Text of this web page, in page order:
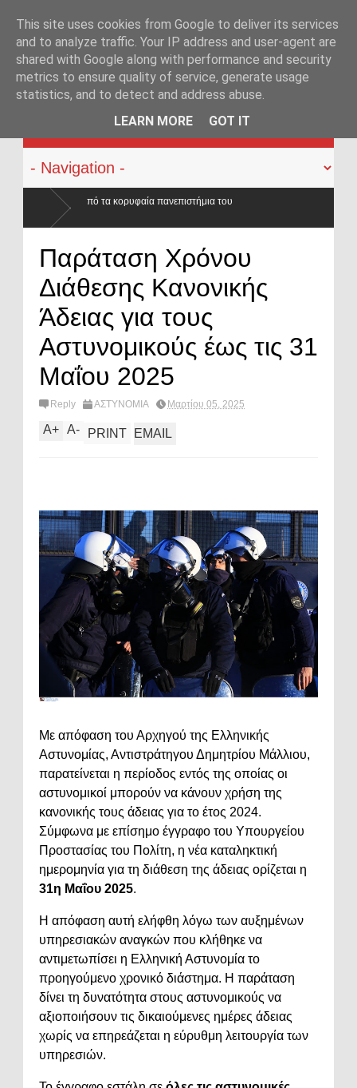
KATEHACKER
πανεπιστήμια του
Παράταση Χρόνου
Διάθεσης Κανονικής
Άδειας για τους
Αστυνομικούς έως τις 31
Μαΐου 2025
Reply ΑΣΤΥΝΟΜΙΑ Μαρτίου 05, 2025
A+ A- PRINT EMAIL
Με απόφαση του Αρχηγού της Ελληνικής
Αστυνομίας, Αντιστράτηγου Δημητρίου Μάλλιου,
παρατείνεται η περίοδος εντός της οποίας οι
αστυνομικοί μπορούν να κάνουν χρήση της
κανονικής τους άδειας για το έτος 2024.
Σύμφωνα με επίσημο έγγραφο του Υπουργείου
Προστασίας του Πολίτη, η νέα καταληκτική
ημερομηνία για τη διάθεση της άδειας ορίζεται η
31η Μαΐου 2025.
Η απόφαση αυτή ελήφθη λόγω των αυξημένων
υπηρεσιακών αναγκών που κλήθηκε να
αντιμετωπίσει η Ελληνική Αστυνομία το
προηγούμενο χρονικό διάστημα. Η παράταση
δίνει τη δυνατότητα στους αστυνομικούς να
αξιοποιήσουν τις δικαιούμενες ημέρες άδειας
χωρίς να επηρεάζεται η εύρυθμη λειτουργία των
υπηρεσιών.
This site uses cookies from Google to deliver its services
and to analyze traffic. Your IP address and user-agent are
shared with Google along with performance and security
metrics to ensure quality of service, generate usage
statistics, and to detect and address abuse.
LEARN MORE
GOT IT